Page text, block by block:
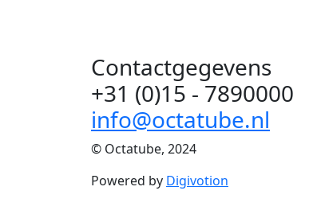
Contactgegevens
+31 (0)15 - 7890000
info@octatube.nl
© Octatube, 2024
Powered by Digivotion